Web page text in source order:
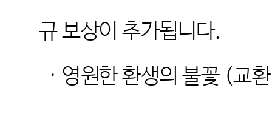
규 보상이 추가됩니다.
· 영원한 환생의 불꽃(교